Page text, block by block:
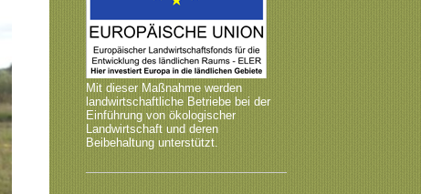
Mit dieser Maßnahme werden
landwirtschaftliche Betriebe bei der
Einführung von ökologischer
Landwirtschaft und deren
Beibehaltung unterstützt.